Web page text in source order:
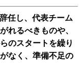
任し、代表チーム
れるべきものや、
のスタートを繰り
なく、準備不足の